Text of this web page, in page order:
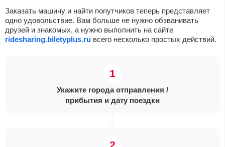
Заказать машину и найти попутчиков теперь представляет
одно удовольствие. Вам больше не нужно обзванивать
друзей и знакомых, а нужно выполнить на сайте
ridesharing.biletyplus.ru всего несколько простых действий.
Укажите города отправления /
прибытия и дату поездки